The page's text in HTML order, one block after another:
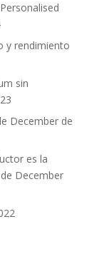
y rendimiento
sin
December de
es la
December